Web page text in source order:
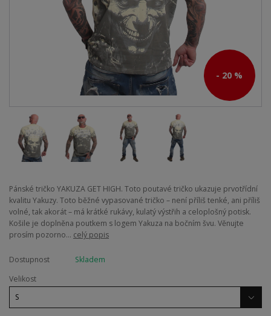
- 20 %
Pánské tričko YAKUZA GET HIGH. Toto poutavé tričko ukazuje prvotřídní
kvalitu Yakuzy. Toto běžné vypasované tričko – není příliš tenké, ani příliš
volné, tak akorát – má krátké rukávy, kulatý výstřih a celoplošný potisk.
Košile je doplněna poutkem s logem Yakuza na bočním švu. Věnujte
prosím pozorno... celý popis
Dostupnost
Skladem
Velikost